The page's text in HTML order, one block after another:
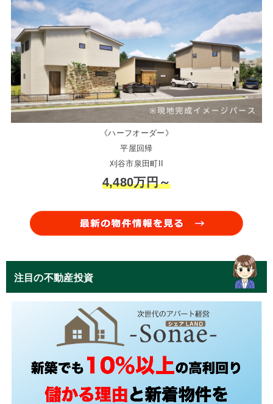
《ハーフオーダー》
平屋回帰
刈谷市泉田町II
4,480万円～
注目の不動産投資